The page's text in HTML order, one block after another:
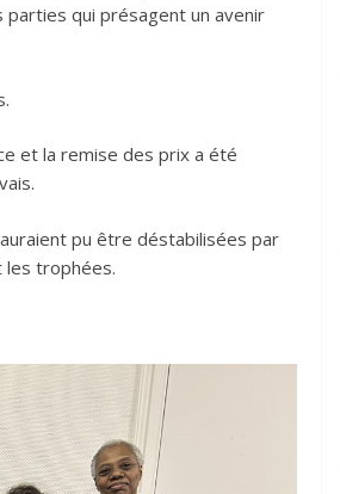
qui présagent un avenir
et la remise des prix a été
auraient pu être déstabilisées par
les trophées.